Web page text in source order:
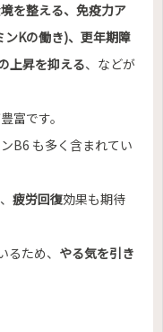
を整える、免疫力ア
ンKの働き)、更年期障
上昇を抑える、などが
富です。
B6 も多く含まれてい
疲労回復効果も期待
ため、 やる気を引き